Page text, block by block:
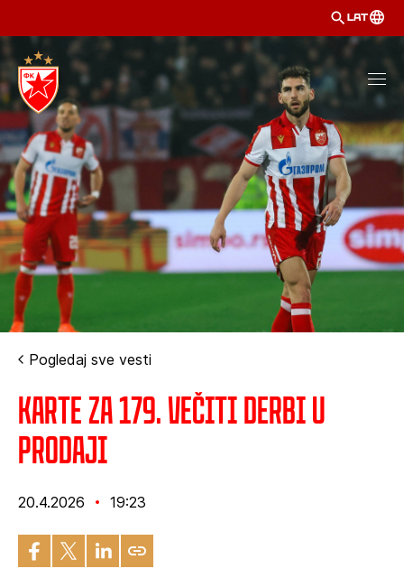
LAT
Pogledaj sve vesti
Karte za 179. večiti derbi u
prodaji
20.4.2026 19:23